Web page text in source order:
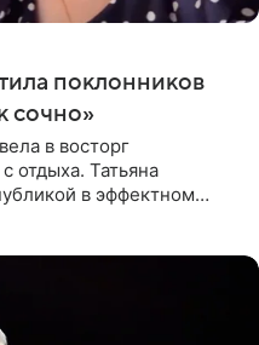
поклонников
сочно»
в восторг
отдыха. Татьяна
в эффектном